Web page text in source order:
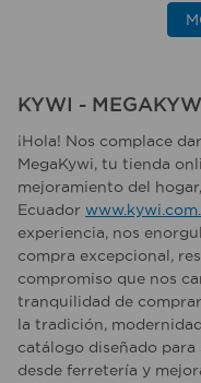
KYWI -
¡Hola! Nos complace
MegaKywi, tu tienda
mejoramiento del
Ecuador
experiencia, nos
compra excepcional,
compromiso que nos
tranquilidad de
la tradición,
catálogo diseñado para
desde ferretería y